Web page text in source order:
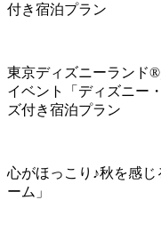
付き宿泊プラン
東京ディズニーランド
イベント「ディズニー
ズ付き宿泊プラン
心がほっこり♪秋を感
ーム」